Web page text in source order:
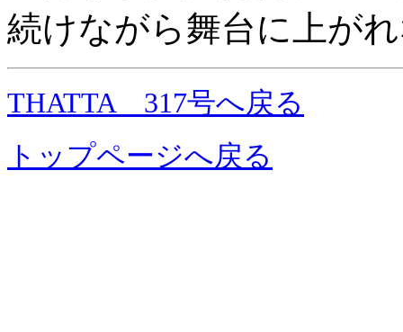
続けながら舞台に上が
THATTA 317号へ戻る
トップページへ戻る